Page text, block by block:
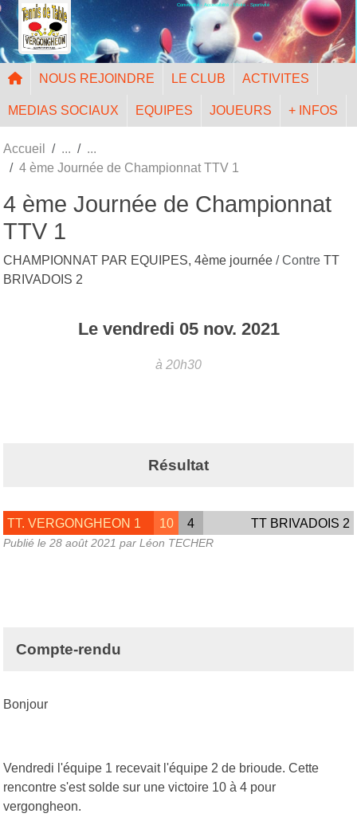
Convivialité - Accessibilité - Mixité - Sportivité
NOUS REJOINDRE LE CLUB ACTIVITES
MEDIAS SOCIAUX EQUIPES JOUEURS + INFOS
Accueil
4 ème Journée de Championnat TTV 1
4 ème Journée de Championnat
TTV 1
CHAMPIONNAT PAR EQUIPES, 4ème journée / Contre TT
BRIVADOIS 2
Le vendredi 05 nov. 2021
à 20h30
Résultat
TT. VERGONGHEON 1 10 4 TT BRIVADOIS 2
Publié le 28 août 2021 par Léon TECHER
Compte-rendu
Bonjour
Vendredi l'équipe 1 recevait l'équipe 2 de brioude. Cette
rencontre s'est solde sur une victoire 10 à 4 pour
vergongheon.
Panneau de gestion des cookies